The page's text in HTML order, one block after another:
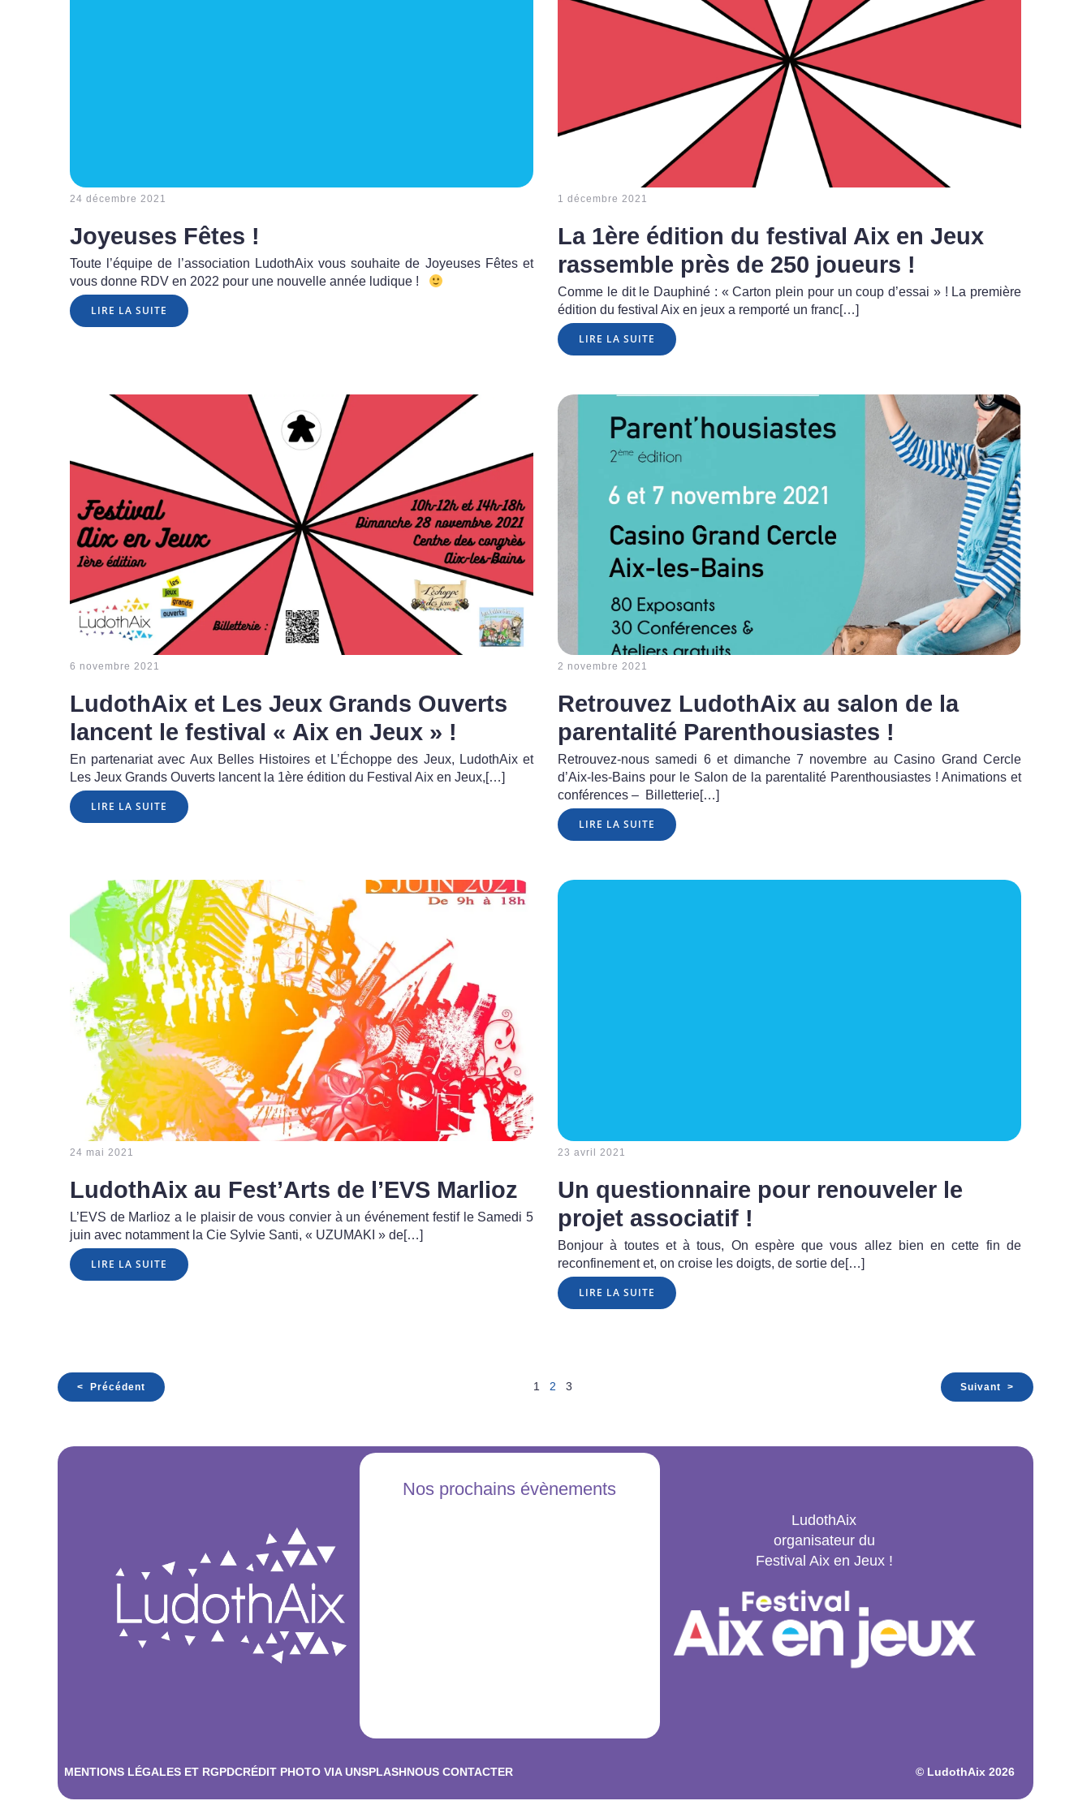
24 décembre 2021
Joyeuses Fêtes !
Toute l’équipe de l’association LudothAix vous souhaite de Joyeuses Fêtes et
vous donne RDV en 2022 pour une nouvelle année ludique !
LIRE LA SUITE
1 décembre 2021
La 1ère édition du festival Aix en Jeux
rassemble près de 250 joueurs !
Comme le dit le Dauphiné : « Carton plein pour un coup d’essai » ! La première
édition du festival Aix en jeux a remporté un franc[…]
LIRE LA SUITE
6 novembre 2021
LudothAix et Les Jeux Grands Ouverts
lancent le festival « Aix en Jeux » !
En partenariat avec Aux Belles Histoires et L’Échoppe des Jeux, LudothAix et
Les Jeux Grands Ouverts lancent la 1ère édition du Festival Aix en Jeux,[…]
LIRE LA SUITE
2 novembre 2021
Retrouvez LudothAix au salon de la
parentalité Parenthousiastes !
Retrouvez-nous samedi 6 et dimanche 7 novembre au Casino Grand Cercle
d’Aix-les-Bains pour le Salon de la parentalité Parenthousiastes ! Animations et
conférences – Billetterie[…]
LIRE LA SUITE
24 mai 2021
LudothAix au Fest’Arts de l’EVS Marlioz
L’EVS de Marlioz a le plaisir de vous convier à un événement festif le Samedi 5
juin avec notamment la Cie Sylvie Santi, « UZUMAKI » de[…]
LIRE LA SUITE
23 avril 2021
Un questionnaire pour renouveler le
projet associatif !
Bonjour à toutes et à tous, On espère que vous allez bien en cette fin de
reconfinement et, on croise les doigts, de sortie de[…]
LIRE LA SUITE
< Précédent 1 2 3 Suivant >
Nos prochains évènements
LudothAix
organisateur du
Festival Aix en Jeux !
MENTIONS LÉGALES ET RGPDCRÉDIT PHOTO VIA UNSPLASHNOUS CONTACTER © LudothAix 2026